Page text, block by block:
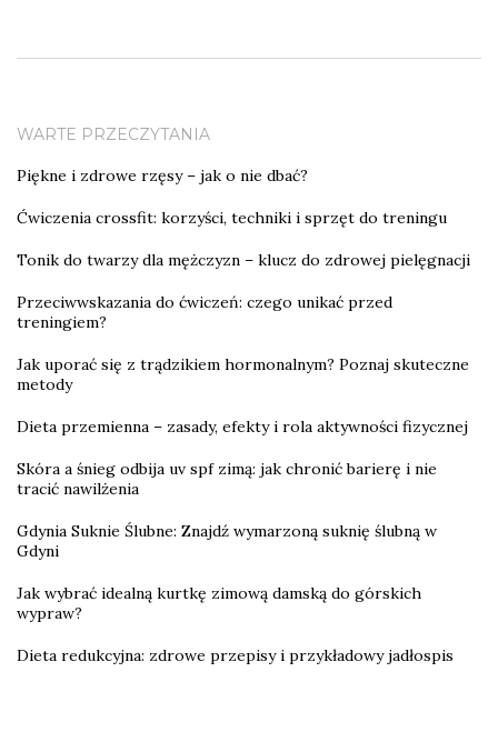
WARTE PRZECZYTANIA
Piękne i zdrowe rzęsy – jak o nie dbać?
Ćwiczenia crossfit: korzyści, techniki i sprzęt do treningu
Tonik do twarzy dla mężczyzn – klucz do zdrowej pielęgnacji
Przeciwwskazania do ćwiczeń: czego unikać przed
treningiem?
Jak uporać się z trądzikiem hormonalnym? Poznaj skuteczne
metody
Dieta przemienna – zasady, efekty i rola aktywności fizycznej
Skóra a śnieg odbija uv spf zimą: jak chronić barierę i nie
tracić nawilżenia
Gdynia Suknie Ślubne: Znajdź wymarzoną suknię ślubną w
Gdyni
Jak wybrać idealną kurtkę zimową damską do górskich
wypraw?
Dieta redukcyjna: zdrowe przepisy i przykładowy jadłospis